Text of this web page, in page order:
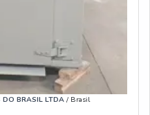
DO BRASIL LTDA / Brasil